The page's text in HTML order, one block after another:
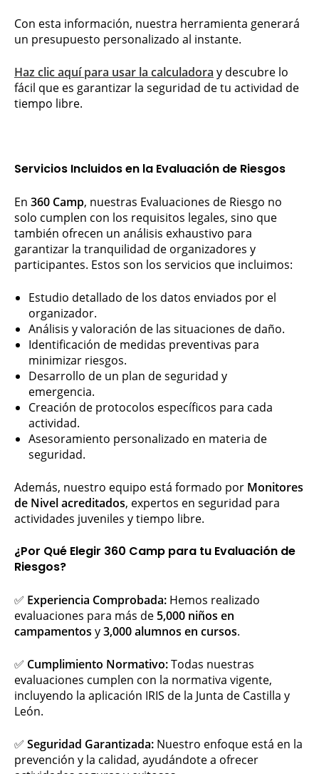
Con esta información, nuestra herramienta generará
un presupuesto personalizado al instante.
Haz clic aquí para usar la calculadora y descubre lo
fácil que es garantizar la seguridad de tu actividad de
tiempo libre.
Servicios Incluidos en la Evaluación de Riesgos
En 360 Camp, nuestras Evaluaciones de Riesgo no
solo cumplen con los requisitos legales, sino que
también ofrecen un análisis exhaustivo para
garantizar la tranquilidad de organizadores y
participantes. Estos son los servicios que incluimos:
Estudio detallado de los datos enviados por el
organizador.
Análisis y valoración de las situaciones de daño.
Identificación de medidas preventivas para
minimizar riesgos.
Desarrollo de un plan de seguridad y
emergencia.
Creación de protocolos específicos para cada
actividad.
Asesoramiento personalizado en materia de
seguridad.
Además, nuestro equipo está formado por Monitores
de Nivel acreditados, expertos en seguridad para
actividades juveniles y tiempo libre.
¿Por Qué Elegir 360 Camp para tu Evaluación de
Riesgos?
✅ Experiencia Comprobada: Hemos realizado
evaluaciones para más de 5,000 niños en
campamentos y3,000 alumnos en cursos.
✅ Cumplimiento Normativo:Todas nuestras
evaluaciones cumplen con la normativa vigente,
incluyendo la aplicación IRIS de la Junta de Castilla y
León.
✅ Seguridad Garantizada: Nuestro enfoque está en la
prevención y la calidad, ayudándote a ofrecer